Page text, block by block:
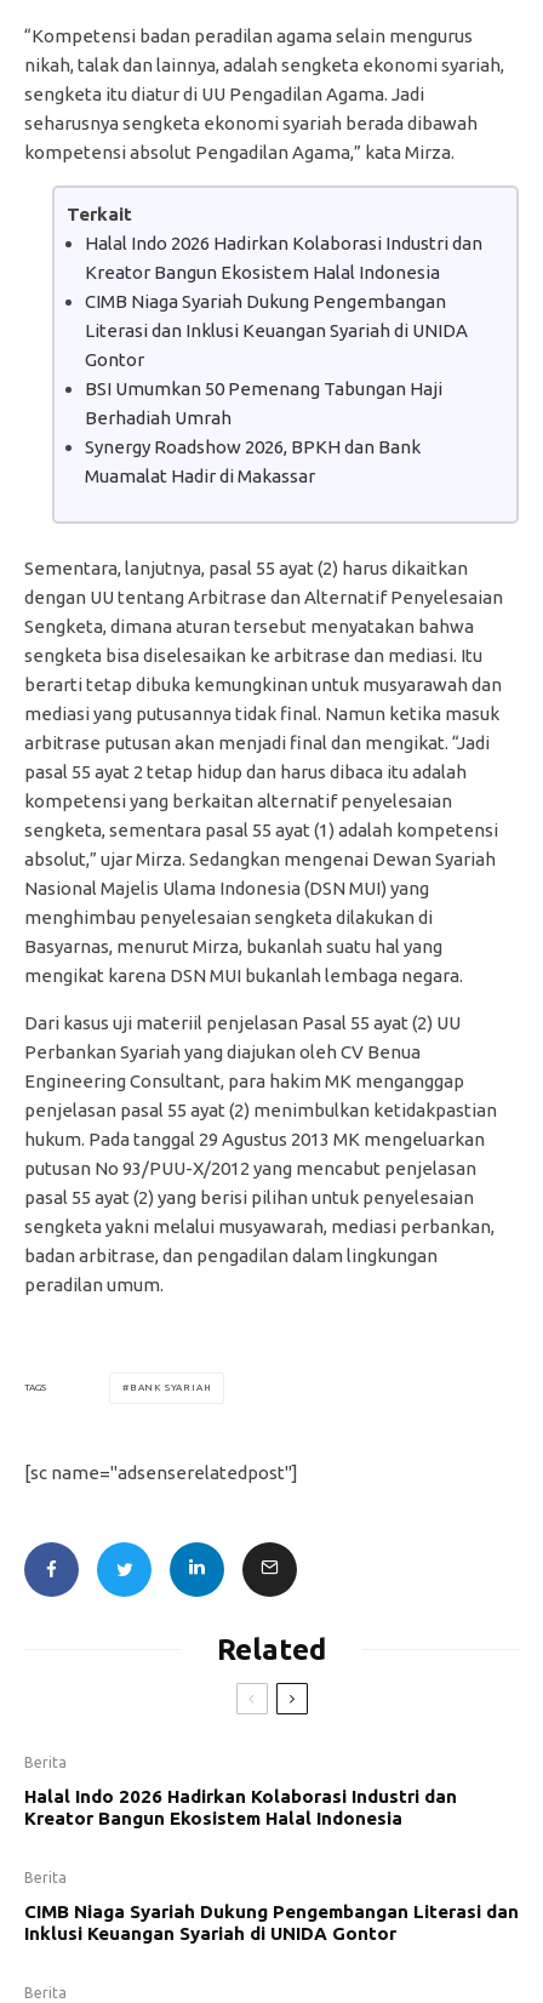
“Kompetensi badan peradilan agama selain mengurus
nikah, talak dan lainnya, adalah sengketa ekonomi syariah,
sengketa itu diatur di UU Pengadilan Agama. Jadi
seharusnya sengketa ekonomi syariah berada dibawah
kompetensi absolut Pengadilan Agama,” kata Mirza.
Terkait
Halal Indo 2026 Hadirkan Kolaborasi Industri dan
Kreator Bangun Ekosistem Halal Indonesia
CIMB Niaga Syariah Dukung Pengembangan
Literasi dan Inklusi Keuangan Syariah di UNIDA
Gontor
BSI Umumkan 50 Pemenang Tabungan Haji
Berhadiah Umrah
Synergy Roadshow 2026, BPKH dan Bank
Muamalat Hadir di Makassar
Sementara, lanjutnya, pasal 55 ayat (2) harus dikaitkan
dengan UU tentang Arbitrase dan Alternatif Penyelesaian
Sengketa, dimana aturan tersebut menyatakan bahwa
sengketa bisa diselesaikan ke arbitrase dan mediasi. Itu
berarti tetap dibuka kemungkinan untuk musyarawah dan
mediasi yang putusannya tidak final. Namun ketika masuk
arbitrase putusan akan menjadi final dan mengikat. “Jadi
pasal 55 ayat 2 tetap hidup dan harus dibaca itu adalah
kompetensi yang berkaitan alternatif penyelesaian
sengketa, sementara pasal 55 ayat (1) adalah kompetensi
absolut,” ujar Mirza. Sedangkan mengenai Dewan Syariah
Nasional Majelis Ulama Indonesia (DSN MUI) yang
menghimbau penyelesaian sengketa dilakukan di
Basyarnas, menurut Mirza, bukanlah suatu hal yang
mengikat karena DSN MUI bukanlah lembaga negara.
Dari kasus uji materiil penjelasan Pasal 55 ayat (2) UU
Perbankan Syariah yang diajukan oleh CV Benua
Engineering Consultant, para hakim MK menganggap
penjelasan pasal 55 ayat (2) menimbulkan ketidakpastian
hukum. Pada tanggal 29 Agustus 2013 MK mengeluarkan
putusan No 93/PUU-X/2012 yang mencabut penjelasan
pasal 55 ayat (2) yang berisi pilihan untuk penyelesaian
sengketa yakni melalui musyawarah, mediasi perbankan,
badan arbitrase, dan pengadilan dalam lingkungan
peradilan umum.
TAGS BANK SYARIAH
[sc name="adsenserelatedpost"]
Related
Berita
Halal Indo 2026 Hadirkan Kolaborasi Industri dan
Kreator Bangun Ekosistem Halal Indonesia
Berita
CIMB Niaga Syariah Dukung Pengembangan Literasi dan
Inklusi Keuangan Syariah di UNIDA Gontor
Berita